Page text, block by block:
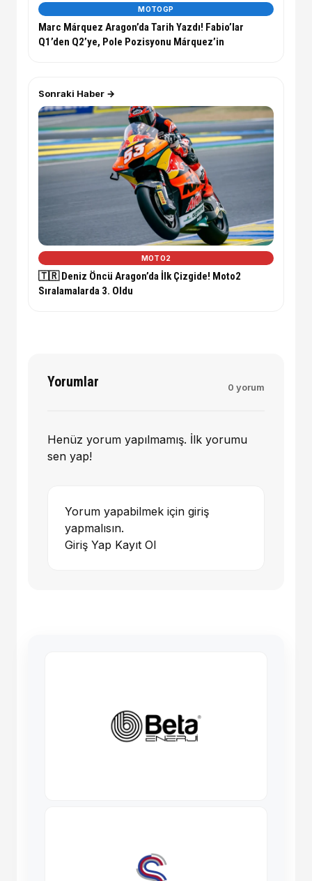
MOTOGP
Marc Márquez Aragon’da Tarih Yazdı! Fabio’lar
Q1’den Q2’ye, Pole Pozisyonu Márquez’in
Sonraki Haber →
MOTO2
🇹🇷 Deniz Öncü Aragon’da İlk Çizgide! Moto2
Sıralamalarda 3. Oldu
Yorumlar 0 yorum
Henüz yorum yapılmamış. İlk yorumu
sen yap!
Yorum yapabilmek için giriş
yapmalısın.
Giriş Yap Kayıt Ol